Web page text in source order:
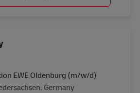
EWE Oldenburg (m/w/d)
Germany